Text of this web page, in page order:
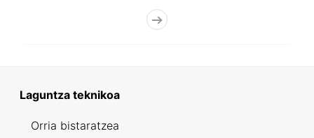
Laguntza teknikoa
Orria bistaratzea